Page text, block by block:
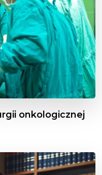
onkologicznej